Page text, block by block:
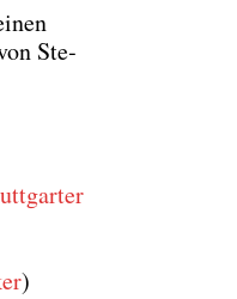
Ste­
)